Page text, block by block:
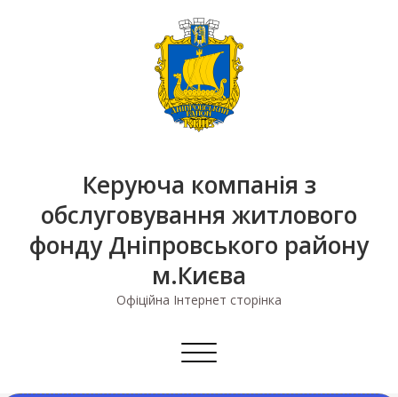
Керуюча компанія з
обслуговування житлового
фонду Дніпровського району
м.Києва
Офіційна Інтернет сторінка
Перемкнути